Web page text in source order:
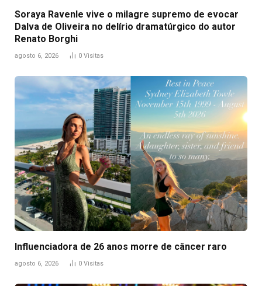
Soraya Ravenle vive o milagre supremo de evocar
Dalva de Oliveira no delírio dramatúrgico do autor
Renato Borghi
agosto 6, 2026 0 Visitas
Influenciadora de 26 anos morre de câncer raro
agosto 6, 2026 0 Visitas